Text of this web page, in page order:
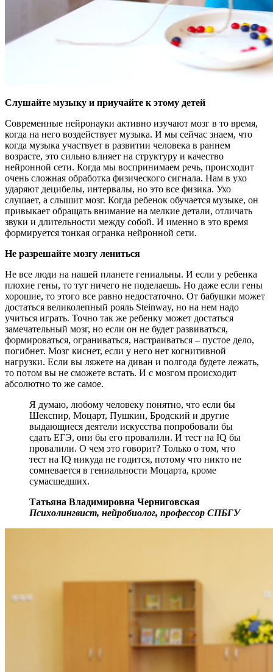
Слушайте музыку и приучайте к этому детей
Современные нейронауки активно изучают мозг в то время,
когда на него воздействует музыка. И мы сейчас знаем, что
когда музыка участвует в развитии человека в раннем
возрасте, это сильно влияет на структуру и качество
нейронной сети. Когда мы воспринимаем речь, происходит
очень сложная обработка физического сигнала. Нам в ухо
ударяют децибелы, интервалы, но это все физика. Ухо
слушает, а слышит мозг. Когда ребенок обучается музыке, он
привыкает обращать внимание на мелкие детали, отличать
звуки и длительности между собой. И именно в это время
формируется тонкая огранка нейронной сети.
Не разрешайте мозгу лениться
Не все люди на нашей планете гениальны. И если у ребенка
плохие гены, то тут ничего не поделаешь. Но даже если гены
хорошие, то этого все равно недостаточно. От бабушки может
достаться великолепный рояль Steinway, но на нем надо
учиться играть. Точно так же ребенку может достаться
замечательный мозг, но если он не будет развиваться,
формироваться, ограниваться, настраиваться – пустое дело,
погибнет. Мозг киснет, если у него нет когнитивной
нагрузки. Если вы ляжете на диван и полгода будете лежать,
то потом вы не сможете встать. И с мозгом происходит
абсолютно то же самое.
Я думаю, любому человеку понятно, что если бы
Шекспир, Моцарт, Пушкин, Бродский и другие
выдающиеся деятели искусства попробовали бы
сдать ЕГЭ, они бы его провалили. И тест на IQ бы
провалили. О чем это говорит? Только о том, что
тест на IQ никуда не годится, потому что никто не
сомневается в гениальности Моцарта, кроме
сумасшедших.
Татьяна Владимировна Черниговская
Психолингвист, нейробиолог, профессор СПБГУ